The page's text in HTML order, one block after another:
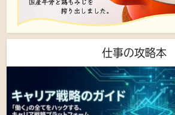
仕事の攻略本